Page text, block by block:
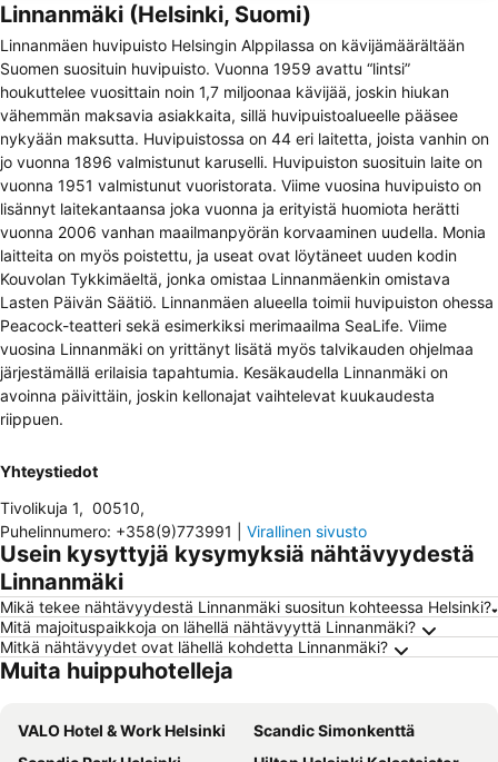
Linnanmäki (Helsinki, Suomi)
Linnanmäen huvipuisto Helsingin Alppilassa on kävijämäärältään
Suomen suosituin huvipuisto. Vuonna 1959 avattu “lintsi”
houkuttelee vuosittain noin 1,7 miljoonaa kävijää, joskin hiukan
vähemmän maksavia asiakkaita, sillä huvipuistoalueelle pääsee
nykyään maksutta. Huvipuistossa on 44 eri laitetta, joista vanhin on
jo vuonna 1896 valmistunut karuselli. Huvipuiston suosituin laite on
vuonna 1951 valmistunut vuoristorata. Viime vuosina huvipuisto on
lisännyt laitekantaansa joka vuonna ja erityistä huomiota herätti
vuonna 2006 vanhan maailmanpyörän korvaaminen uudella. Monia
laitteita on myös poistettu, ja useat ovat löytäneet uuden kodin
Kouvolan Tykkimäeltä, jonka omistaa Linnanmäenkin omistava
Lasten Päivän Säätiö. Linnanmäen alueella toimii huvipuiston ohessa
Peacock-teatteri sekä esimerkiksi merimaailma SeaLife. Viime
vuosina Linnanmäki on yrittänyt lisätä myös talvikauden ohjelmaa
järjestämällä erilaisia tapahtumia. Kesäkaudella Linnanmäki on
avoinna päivittäin, joskin kellonajat vaihtelevat kuukaudesta
riippuen.
Yhteystiedot
Tivolikuja 1, 00510,
Puhelinnumero: +358(9)773991 Virallinen sivusto
Usein kysyttyjä kysymyksiä nähtävyydestä
Linnanmäki
Mikä tekee nähtävyydestä Linnanmäki suositun kohteessa Helsinki?
Mitä majoituspaikkoja on lähellä nähtävyyttä Linnanmäki?
Mitkä nähtävyydet ovat lähellä kohdetta Linnanmäki?
Muita huippuhotelleja
VALO Hotel & Work Helsinki
Scandic Simonkenttä